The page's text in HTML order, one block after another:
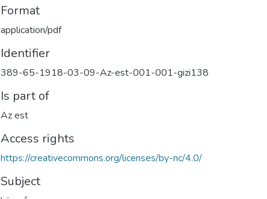
Format
application/pdf
Identifier
389-65-1918-03-09-Az-est-001-001-gizi138
Is part of
Az est
Access rights
https://creativecommons.org/licenses/by-nc/4.0/
Subject